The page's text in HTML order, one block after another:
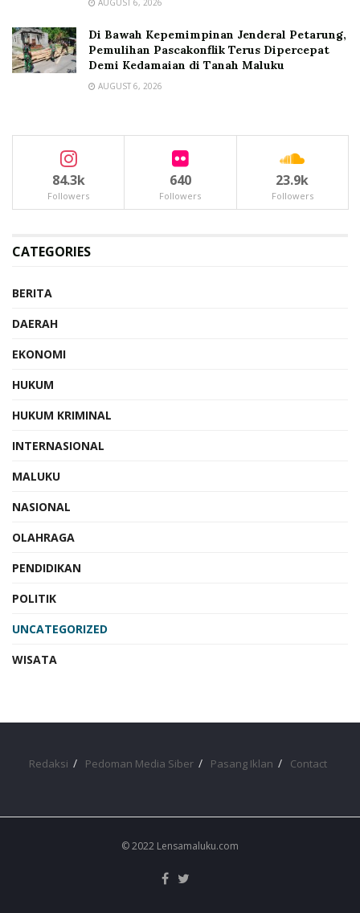
AUGUST 6, 2026
Di Bawah Kepemimpinan Jenderal Petarung,
Pemulihan Pascakonflik Terus Dipercepat
Demi Kedamaian di Tanah Maluku
AUGUST 6, 2026
84.3k
Followers
640
Followers
23.9k
Followers
CATEGORIES
BERITA
DAERAH
EKONOMI
HUKUM
HUKUM KRIMINAL
INTERNASIONAL
MALUKU
NASIONAL
OLAHRAGA
PENDIDIKAN
POLITIK
UNCATEGORIZED
WISATA
Redaksi Pedoman Media Siber Pasang Iklan Contact
© 2022 Lensamaluku.com